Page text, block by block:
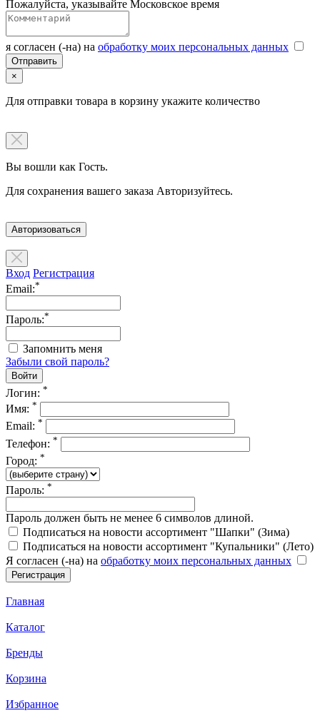
Пожалуйста, указывайте Московское время
я согласен (-на) на обработку моих персональных данных
×
Для отправки товара в корзину укажите количество
Вы вошли как Гость.
Для сохранения вашего заказа Авторизуйтесь.
Авторизоваться
Вход Регистрация
Email:*
Пароль:*
Запомнить меня
Забыли свой пароль?
Логин: *
Имя: *
Email: *
Телефон: *
Город: *
Пароль: *
Пароль должен быть не менее 6 символов длиной.
Подписаться на новости ассортимент "Шапки" (Зима)
Подписаться на новости ассортимент "Купальники" (Лето)
Я согласен (-на) на обработку моих персональных данных
Главная
Каталог
Бренды
Корзина
Избранное